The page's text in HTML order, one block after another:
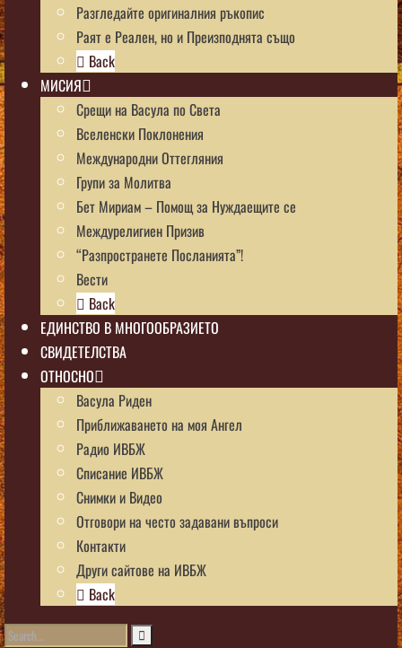
Разгледайте оригиналния ръкопис
Раят е Реален, но и Преизподнята също
Back
МИСИЯ
Срещи на Васула по Света
Вселенски Поклонения
Международни Оттегляния
Групи за Молитва
Бет Мириам – Помощ за Нуждаещите се
Междурелигиен Призив
“Разпространете Посланията”!
Вести
Back
ЕДИНСТВО В МНОГООБРАЗИЕТО
СВИДЕТЕЛСТВА
ОТНОСНО
Васула Риден
Приближаването на моя Ангел
Радио ИВБЖ
Списание ИВБЖ
Снимки и Видео
Отговори на често задавани въпроси
Контакти
Други сайтове на ИВБЖ
Back